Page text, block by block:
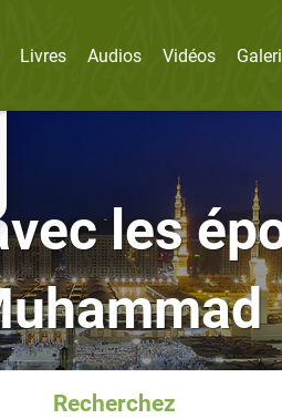
Livres Audios Vidéos
les
Recherchez